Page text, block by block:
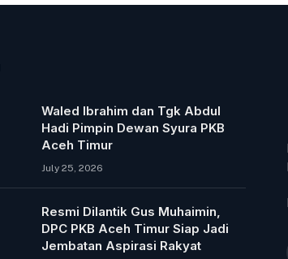
Waled Ibrahim dan Tgk Abdul
Hadi Pimpin Dewan Syura PKB
Aceh Timur
July 25, 2026
Resmi Dilantik Gus Muhaimin,
DPC PKB Aceh Timur Siap Jadi
Jembatan Aspirasi Rakyat